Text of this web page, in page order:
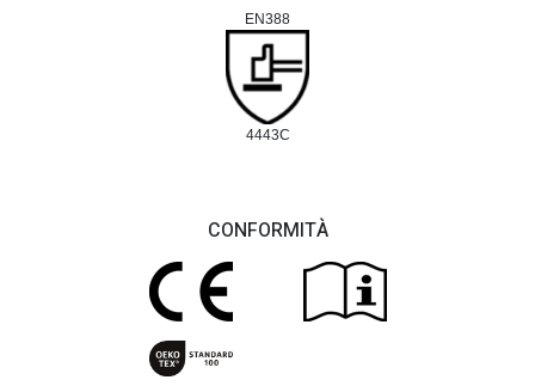
EN388
4443C
CONFORMITÀ